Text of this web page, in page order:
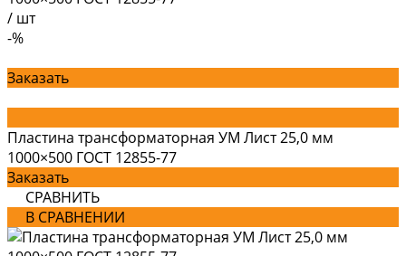
/ шт
-%
Заказать
Пластина трансформаторная УМ Лист 25,0 мм
1000×500 ГОСТ 12855-77
Заказать
СРАВНИТЬ
В СРАВНЕНИИ